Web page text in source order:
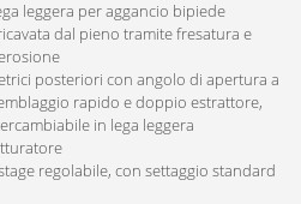
leggera per aggancio bipiede
dal pieno tramite fresatura e
posteriori con angolo di apertura a
rapido e doppio estrattore,
in lega leggera
regolabile, con settaggio standard